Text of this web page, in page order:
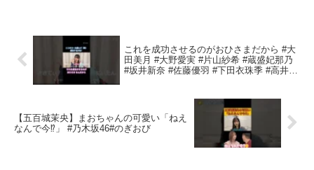
これを成功させるのがおひさまだから #大
田美月 #大野愛実 #片山紗希 #蔵盛妃那乃
#坂井新奈 #佐藤優羽 #下田衣珠季 #高井俐
【五百城茉央】まおちゃんの可愛い「ねえ
なんで今⁉」 #乃木坂46#のぎおび